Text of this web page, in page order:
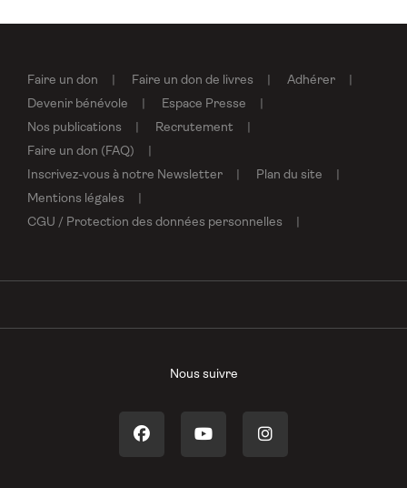
Faire un don Faire un don de livres
Adhérer
Devenir bénévole
Espace Presse
Nos publications
Recrutement
Faire un don (FAQ)
Inscrivez-vous à notre Newsletter
Plan du site
Mentions légales
CGU / Protection des données personnelles
Nous suivre